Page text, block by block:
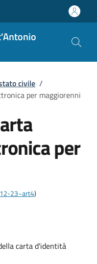
civile /
per maggiorenni
per
23~art4)
carta d'identità